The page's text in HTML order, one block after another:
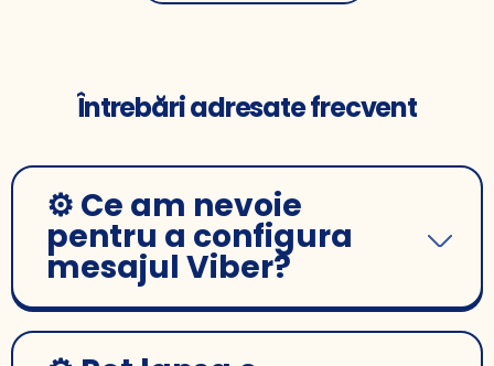
Întrebări adresate frecvent
⚙️ Ce am nevoie
pentru a configura
mesajul Viber?